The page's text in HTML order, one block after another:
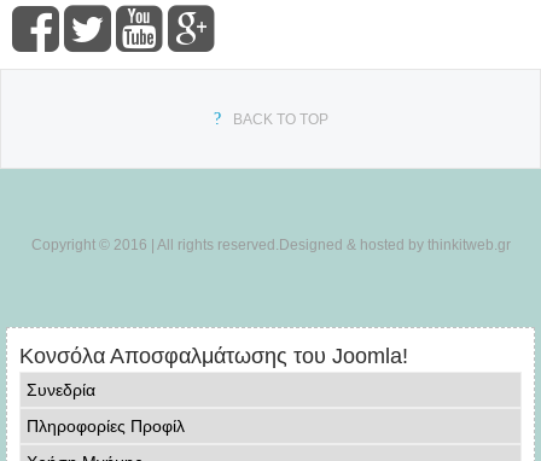
BACK TO TOP
Copyright © 2016 | All rights reserved.Designed & hosted by thinkitweb.gr
Κονσόλα Αποσφαλμάτωσης του Joomla!
Συνεδρία
Πληροφορίες Προφίλ